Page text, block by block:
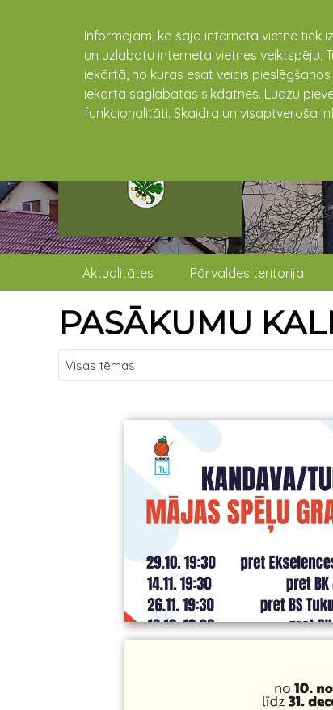
Informējam, ka šajā interneta vietnē tiek
un uzlabotu interneta vietnes veiktspēju.
iekārtā, no kuras esat veicis
iekārtā saglabātās sīkdatnes. Lūdzu
funkcionalitāti. Skaidra un visaptveroša
Aktualitātes Pārvaldes teritorija
PASĀKUMU